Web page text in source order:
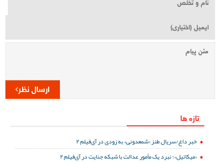
ارسال نظر
تازه ها
خبر داغ/سریال طنز «شمعدونی» به زودی در آی‌فیلم ۲
«میکائیل»؛ نبرد یک مأمور عدالت با شبکه جنایت در آی‌فیلم ۲